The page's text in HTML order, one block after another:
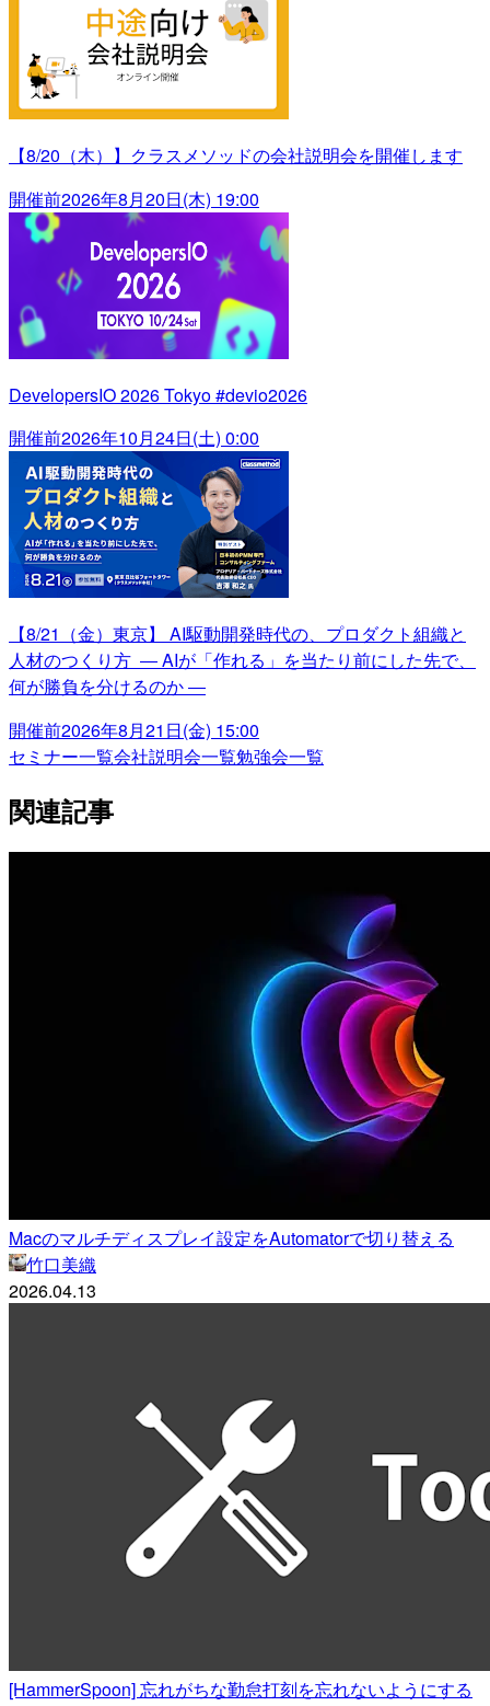
【8/20（木）】クラスメソッドの会社説明会を開催します
開催前2026年8月20日(木) 19:00
DevelopersIO 2026 Tokyo #devio2026
開催前2026年10月24日(土) 0:00
【8/21（金）東京】 AI駆動開発時代の、プロダクト組織と
人材のつくり方 ― AIが「作れる」を当たり前にした先で、
何が勝負を分けるのか ―
開催前2026年8月21日(金) 15:00
セミナー一覧会社説明会一覧勉強会一覧
関連記事
Macのマルチディスプレイ設定をAutomatorで切り替える
竹口美織
2026.04.13
[HammerSpoon] 忘れがちな勤怠打刻を忘れないようにする